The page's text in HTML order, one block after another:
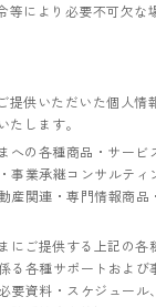
等により必要不可欠な
提供いただいた個人情
たします。
への各種商品・サービ
・事業承継コンサルテ
産関連・専門情報商品
にご提供する上記の各
る各種サポートおよび
要資料・スケジュール